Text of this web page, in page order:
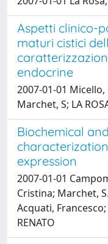
Aspetti clinico-
maturi cistici
endocrine
2007-01-01
Marchet, S; LA
Biochemical
expression
2007-01-01
Cristina; Marchet,
Acquati,
RENATO